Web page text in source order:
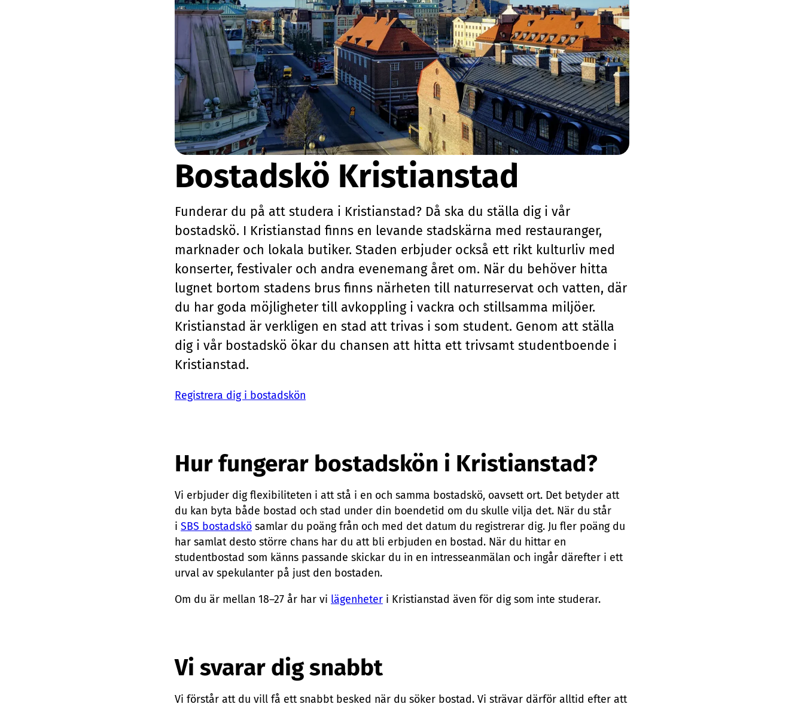
Bostadskö Kristianstad
Funderar du på att studera i Kristianstad? Då ska du ställa dig i vår
bostadskö. I Kristianstad finns en levande stadskärna med restauranger,
marknader och lokala butiker. Staden erbjuder också ett rikt kulturliv med
konserter, festivaler och andra evenemang året om. När du behöver hitta
lugnet bortom stadens brus finns närheten till naturreservat och vatten, där
du har goda möjligheter till avkoppling i vackra och stillsamma miljöer.
Kristianstad är verkligen en stad att trivas i som student. Genom att ställa
dig i vår bostadskö ökar du chansen att hitta ett trivsamt studentboende i
Kristianstad.
Registrera dig i bostadskön
Hur fungerar bostadskön i Kristianstad?
Vi erbjuder dig flexibiliteten i att stå i en och samma bostadskö, oavsett ort. Det betyder att
du kan byta både bostad och stad under din boendetid om du skulle vilja det. När du står
i SBS bostadskö samlar du poäng från och med det datum du registrerar dig. Ju fler poäng du
har samlat desto större chans har du att bli erbjuden en bostad. När du hittar en
studentbostad som känns passande skickar du in en intresseanmälan och ingår därefter i ett
urval av spekulanter på just den bostaden.
Om du är mellan 18–27 år har vi lägenheter i Kristianstad även för dig som inte studerar.
Vi svarar dig snabbt
Vi förstår att du vill få ett snabbt besked när du söker bostad. Vi strävar därför alltid efter att